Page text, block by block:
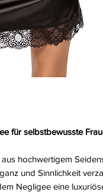
für selbstbewusste
hochwertigem
und Sinnlichkeit
Negligee eine